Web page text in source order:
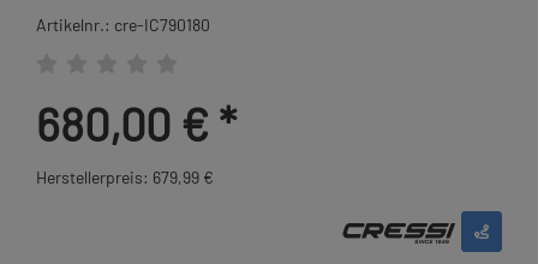
Artikelnr.: cre-IC790180
680,00 € *
Herstellerpreis: 679,99 €